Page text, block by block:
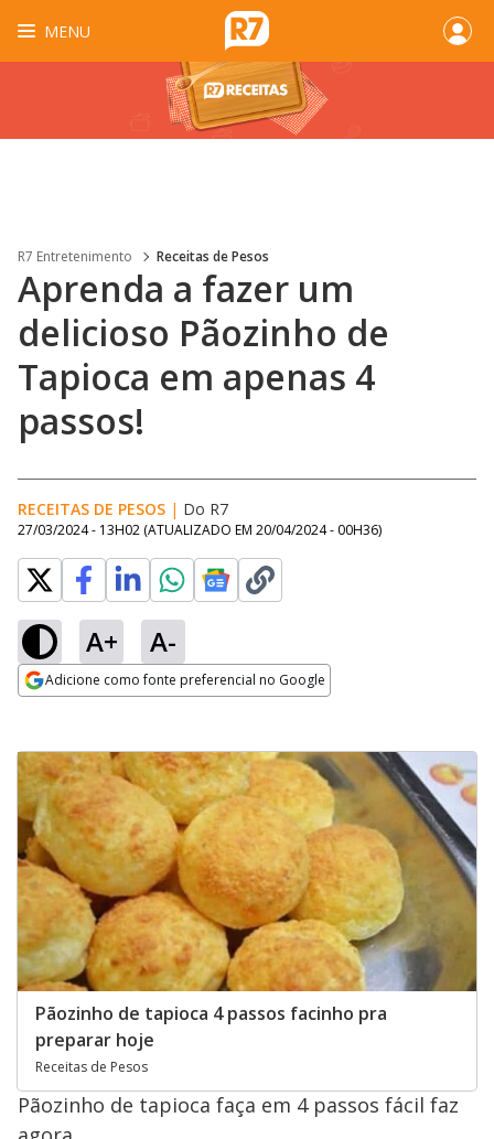
MENU
R7 Entretenimento Receitas de Pesos
Aprenda a fazer um
delicioso Pãozinho de
Tapioca em apenas 4
passos!
RECEITAS DE PESOS | Do R7
27/03/2024 - 13H02 (ATUALIZADO EM 20/04/2024 - 00H36)
A+ A-
Adicione como fonte preferencial no Google
Pãozinho de tapioca 4 passos facinho pra
preparar hoje
Receitas de Pesos
Pãozinho de tapioca faça em 4 passos fácil faz